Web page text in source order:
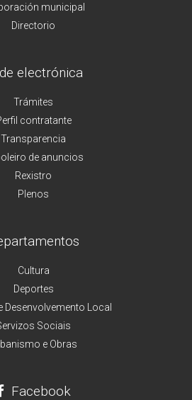
municipal
Directorio
electrónica
Trámites
contratante
Transparencia
de anuncios
Rexistro
Plenos
Cultura
Deportes
Desenvolvemento Local
Sociais
e Obras
Facebook